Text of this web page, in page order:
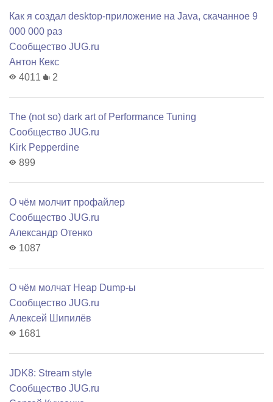
Как я создал desktop-приложение на Java, скачанное 9
000 000 раз
Сообщество JUG.ru
Антон Кекс
4011
2
The (not so) dark art of Performance Tuning
Сообщество JUG.ru
Kirk Pepperdine
899
О чём молчит профайлер
Сообщество JUG.ru
Александр Отенко
1087
О чём молчат Heap Dump-ы
Сообщество JUG.ru
Алексей Шипилёв
1681
JDK8: Stream style
Сообщество JUG.ru